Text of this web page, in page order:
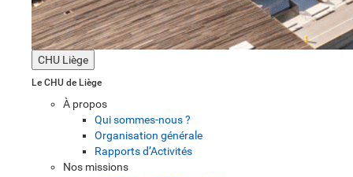
CHU Liège
Le CHU de Liège
À propos
Qui sommes-nous ?
Organisation générale
Rapports d’Activités
Nos missions